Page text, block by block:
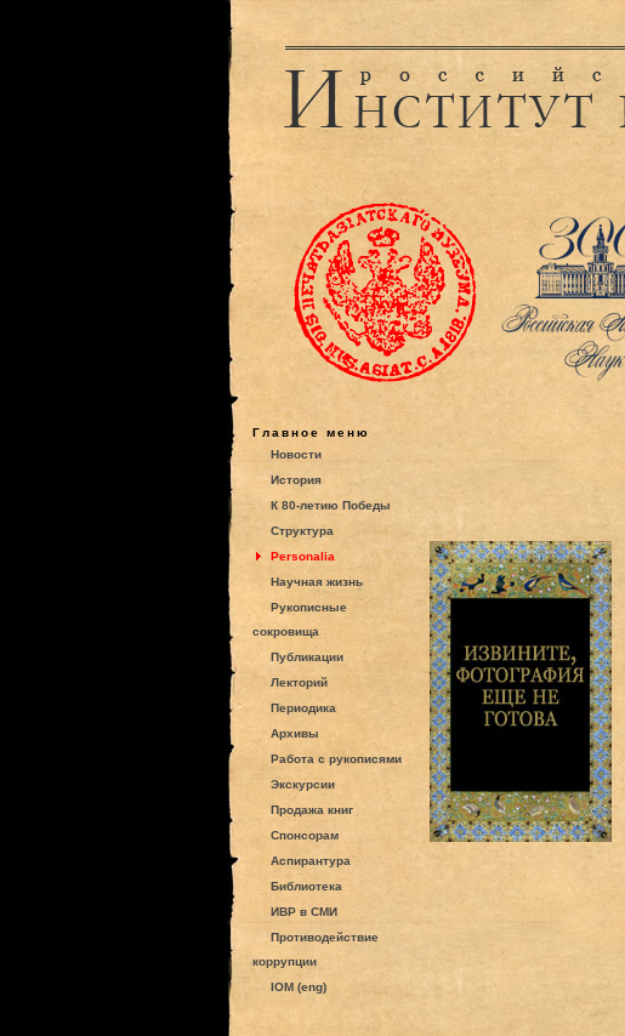
Главное меню
Новости
История
К 80-летию Победы
Структура
Personalia
Научная жизнь
Рукописные
сокровища
Публикации
Лекторий
Периодика
Архивы
Работа с рукописями
Экскурсии
Продажа книг
Спонсорам
Аспирантура
Библиотека
ИВР в СМИ
Противодействие
коррупции
IOM (eng)